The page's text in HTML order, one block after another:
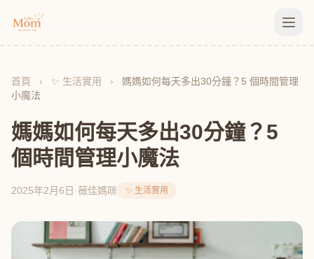
首頁 › ✨ 生活實用 ›
媽媽如何每天多出30分鐘？5 個時間管理
小魔法
媽媽如何每天多出30分鐘？5
個時間管理小魔法
2025年2月6日 ·薇佳媽咪 ✨ 生活實用